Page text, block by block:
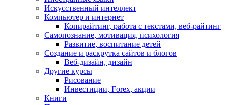
Искусственный интеллект
Компьютер и интернет
Копирайтинг, работа с текстами, веб-райтинг
Самопознание, мотивация, психология
Развитие, воспитание детей
Создание и раскрутка сайтов и блогов
Веб-дизайн, дизайн
Другие курсы
Рисование
Инвестиции, Forex, акции
Книги